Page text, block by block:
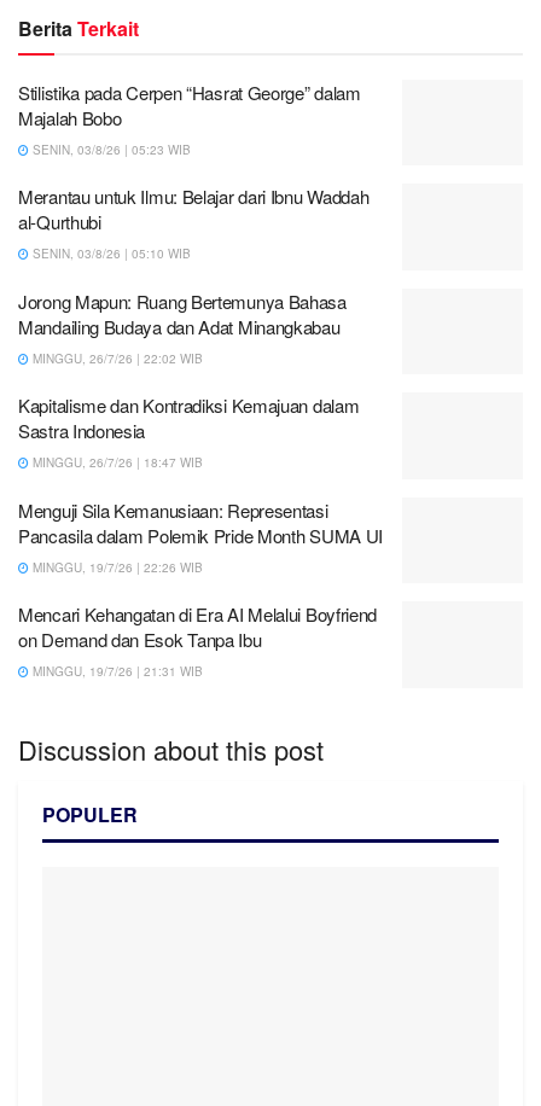
Berita Terkait
Stilistika pada Cerpen “Hasrat George” dalam
Majalah Bobo
SENIN, 03/8/26 | 05:23 WIB
Merantau untuk Ilmu: Belajar dari Ibnu Waddah
al-Qurthubi
SENIN, 03/8/26 | 05:10 WIB
Jorong Mapun: Ruang Bertemunya Bahasa
Mandailing Budaya dan Adat Minangkabau
MINGGU, 26/7/26 | 22:02 WIB
Kapitalisme dan Kontradiksi Kemajuan dalam
Sastra Indonesia
MINGGU, 26/7/26 | 18:47 WIB
Menguji Sila Kemanusiaan: Representasi
Pancasila dalam Polemik Pride Month SUMA UI
MINGGU, 19/7/26 | 22:26 WIB
Mencari Kehangatan di Era AI Melalui Boyfriend
on Demand dan Esok Tanpa Ibu
MINGGU, 19/7/26 | 21:31 WIB
Discussion about this post
POPULER